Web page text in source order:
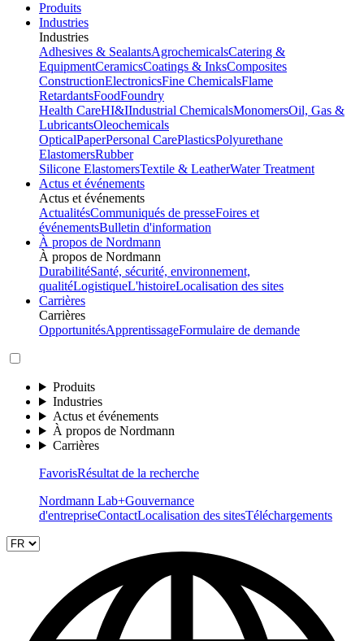
Produits
Industries
Industries
Adhesives & SealantsAgrochemicalsCatering &
EquipmentCeramicsCoatings & InksComposites
ConstructionElectronicsFine ChemicalsFlame
RetardantsFoodFoundry
Health CareHI&IIndustrial ChemicalsMonomersOil, Gas &
LubricantsOleochemicals
OpticalPaperPersonal CarePlasticsPolyurethane
ElastomersRubber
Silicone ElastomersTextile & LeatherWater Treatment
Actus et événements
Actus et événements
ActualitésCommuniqués de presseFoires et
événementsBulletin d'information
À propos de Nordmann
À propos de Nordmann
DurabilitéSanté, sécurité, environnement,
qualitéLogistiqueL'histoireLocalisation des sites
Carrières
Carrières
OpportunitésApprentissageFormulaire de demande
Produits
Industries
Actus et événements
À propos de Nordmann
Carrières
FavorisRésultat de la recherche
Nordmann Lab+Gouvernance
d'entrepriseContactLocalisation des sitesTéléchargements